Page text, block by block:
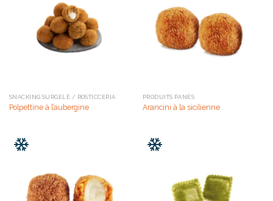
SNACKING SURGELÉ / ROSTICCERIA
Polpettine à l’aubergine
PRODUITS PANÉS
Arancini à la sicilienne